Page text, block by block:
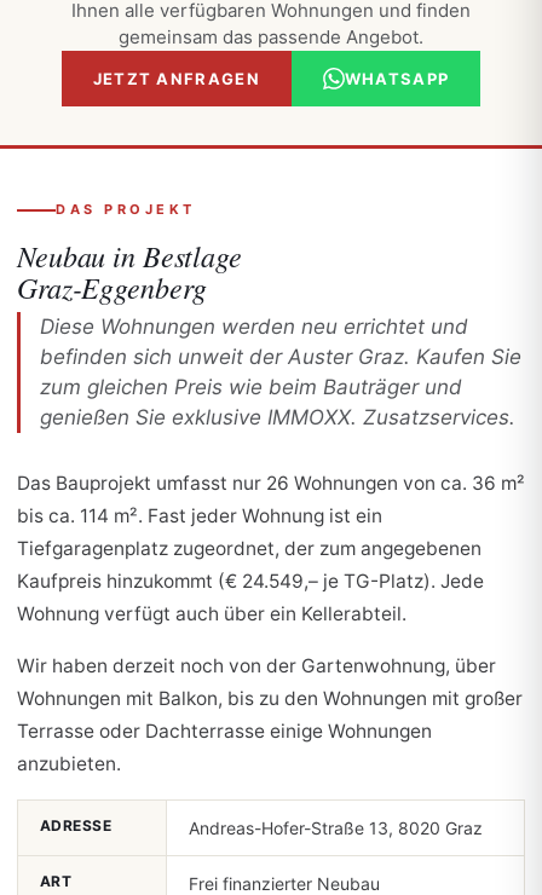
Ihnen alle verfügbaren Wohnungen und finden
gemeinsam das passende Angebot.
JETZT ANFRAGEN WHATSAPP
DAS PROJEKT
Neubau in Bestlage
Graz-Eggenberg
Diese Wohnungen werden neu errichtet und
befinden sich unweit der Auster Graz. Kaufen Sie
zum gleichen Preis wie beim Bauträger und
genießen Sie exklusive IMMOXX. Zusatzservices.
Das Bauprojekt umfasst nur 26 Wohnungen von ca. 36 m²
bis ca. 114 m². Fast jeder Wohnung ist ein
Tiefgaragenplatz zugeordnet, der zum angegebenen
Kaufpreis hinzukommt (€ 24.549,– je TG-Platz). Jede
Wohnung verfügt auch über ein Kellerabteil.
Wir haben derzeit noch von der Gartenwohnung, über
Wohnungen mit Balkon, bis zu den Wohnungen mit großer
Terrasse oder Dachterrasse einige Wohnungen
anzubieten.
ADRESSE Andreas-Hofer-Straße 13, 8020 Graz
ART Frei finanzierter Neubau